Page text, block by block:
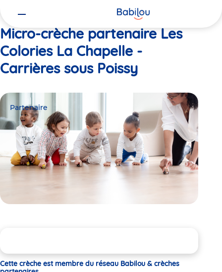
Micro-crèche partenaire Les
Colories La Chapelle -
Carrières sous Poissy
Partenaire
Cette crèche est membre du réseau Babilou & crèches